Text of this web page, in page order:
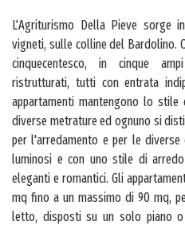
L'Agriturismo Della Pieve sorge
vigneti, sulle colline del Bardolino.
cinquecentesco, in cinque
ristrutturati, tutti con entrata
appartamenti mantengono lo
diverse metrature ed ognuno si
per l'arredamento e per le
luminosi e con uno stile di
eleganti e romantici. Gli
mq fino a un massimo di 90 mq,
letto, disposti su un solo piano o